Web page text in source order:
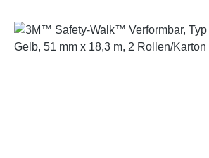
Bildergalerie überspringen